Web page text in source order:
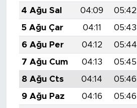
4 Ağu Sal
04:09 05:42
5 Ağu Çar
04:11 05:43
6 Ağu Per
04:12 05:44
7 Ağu Cum
04:13 05:45
8 Ağu Cts
04:14 05:46
9 Ağu Paz
04:16 05:46